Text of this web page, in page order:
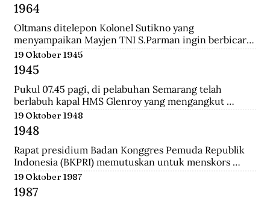
1964
Oltmans ditelepon Kolonel Sutikno yang
menyampaikan Mayjen TNI S.Parman ingin berbicara
dengannya. Oltmans bertemu dengan Parman
sehingga ini pertemuan yang mendekatkan mereka.
Bahkan Parman pernah meminta tolong untuk
bertemu dengan Verrips yang diduga merampok uang
Bank Indonesia.
19 Oktober 1945
1945
Pukul 07.45 pagi, di pelabuhan Semarang telah
berlabuh kapal HMS Glenroy yang mengangkut
tentara Sekutu, yaitu pasukan Inggris dari brigade
ke-37 yang diantaranya terdiri dari prajurit Gurkha.
Tak beberapa lama, sekitar pukul 08.00.
Wongsonegoro membacakan isi persetujuan
penghentian tembak menembak antara pasukan TKR
(Tentara Keamanan Rakyat) dengan tentara Jepang.
19 Oktober 1948
1948
Rapat presidium Badan Konggres Pemuda Republik
Indonesia (BKPRI) memutuskan untuk menskors
Pemuda Sosialis Indonesia (Pesindo).
19 Oktober 1987
1987